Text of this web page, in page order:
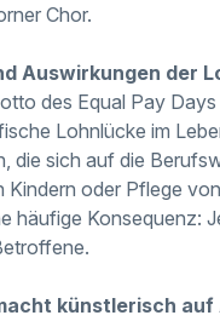
Chor.
Auswirkungen der
des Equal Pay
Lohnlücke im
die sich auf die
Kindern oder Pflege
häufige Konsequenz:
künstlerisch